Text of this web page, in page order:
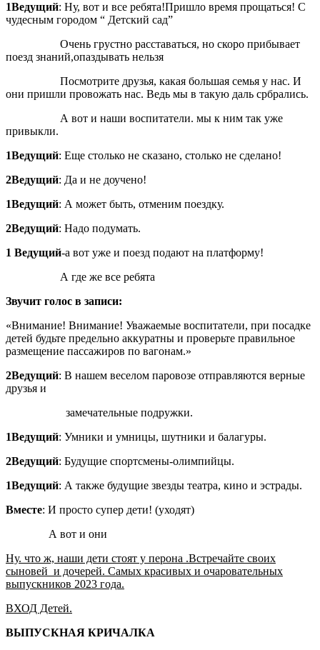
1Ведущий: Ну, вот и все ребята!Пришло время прощаться! С
чудесным городом “ Детский сад”
Очень грустно расставаться, но скоро прибывает
поезд знаний,опаздывать нельзя
Посмотрите друзья, какая большая семья у нас. И
они пришли провожать нас. Ведь мы в такую даль србрались.
А вот и наши воспитатели. мы к ним так уже
привыкли.
1Ведущий: Еще столько не сказано, столько не сделано!
2Ведущий: Да и не доучено!
1Ведущий: А может быть, отменим поездку.
2Ведущий: Надо подумать.
1 Ведущий-а вот уже и поезд подают на платформу!
А где же все ребята
Звучит голос в записи:
«Внимание! Внимание! Уважаемые воспитатели, при посадке
детей будьте предельно аккуратны и проверьте правильное
размещение пассажиров по вагонам.»
2Ведущий: В нашем веселом паровозе отправляются верные
друзья и
замечательные подружки.
1Ведущий: Умники и умницы, шутники и балагуры.
2Ведущий: Будущие спортсмены-олимпийцы.
1Ведущий: А также будущие звезды театра, кино и эстрады.
Вместе: И просто супер дети! (уходят)
А вот и они
Ну. что ж, наши дети стоят у перона .Встречайте своих
сыновей и дочерей. Самых красивых и очаровательных
выпускников 2023 года.
ВХОД Детей.
ВЫПУСКНАЯ КРИЧАЛКА